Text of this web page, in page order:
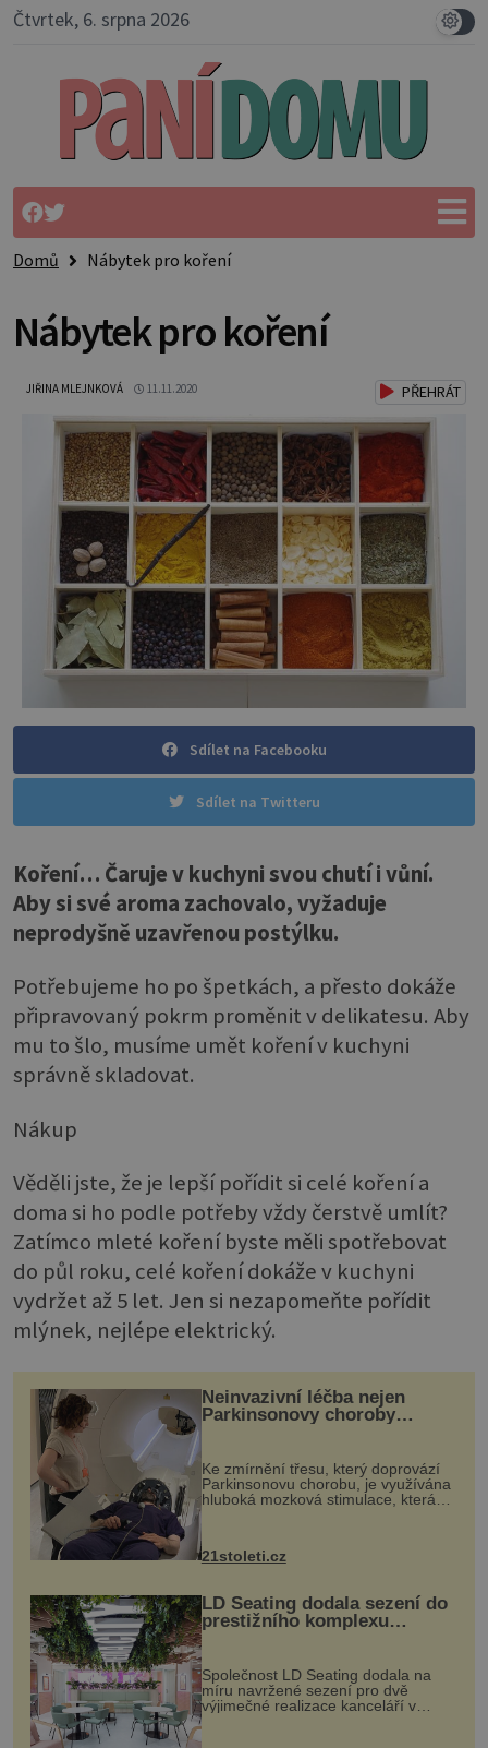
Čtvrtek, 6. srpna 2026
Domů Nábytek pro koření
Nábytek pro koření
JIŘINA MLEJNKOVÁ 11.11.2020 PŘEHRÁT
Sdílet na Facebooku
Sdílet na Twitteru
Koření… Čaruje v kuchyni svou chutí i vůní.
Aby si své aroma zachovalo, vyžaduje
neprodyšně uzavřenou postýlku.
Potřebujeme ho po špetkách, a přesto dokáže
připravovaný pokrm proměnit v delikatesu. Aby
mu to šlo, musíme umět koření v kuchyni
správně skladovat.
Nákup
Věděli jste, že je lepší pořídit si celé koření a
doma si ho podle potřeby vždy čerstvě umlít?
Zatímco mleté koření byste měli spotřebovat
do půl roku, celé koření dokáže v kuchyni
vydržet až 5 let. Jen si nezapomeňte pořídit
mlýnek, nejlépe elektrický.
Neinvazivní léčba nejen
Parkinsonovy choroby
Ke zmírnění třesu, který doprovází
Parkinsonovu chorobu, je využívána
hluboká mozková stimulace, která
však vyžaduje vysoce invazivní
k dostatečně přesnému zacílení ...
21stoleti.cz
LD Seating dodala sezení do
prestižního komplexu
MediaCityUK v Salfordu
Společnost LD Seating dodala na
míru navržené sezení pro dvě
výjimečné realizace kanceláří v
areálu MediaCityUK v anglickém